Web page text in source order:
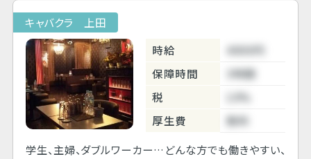
キャバクラ 上田
時給
4000円
保障時間
3時間
税
10%
厚生費
無料
学生、主婦、ダブルワーカー…どんな方でも働きやすい、